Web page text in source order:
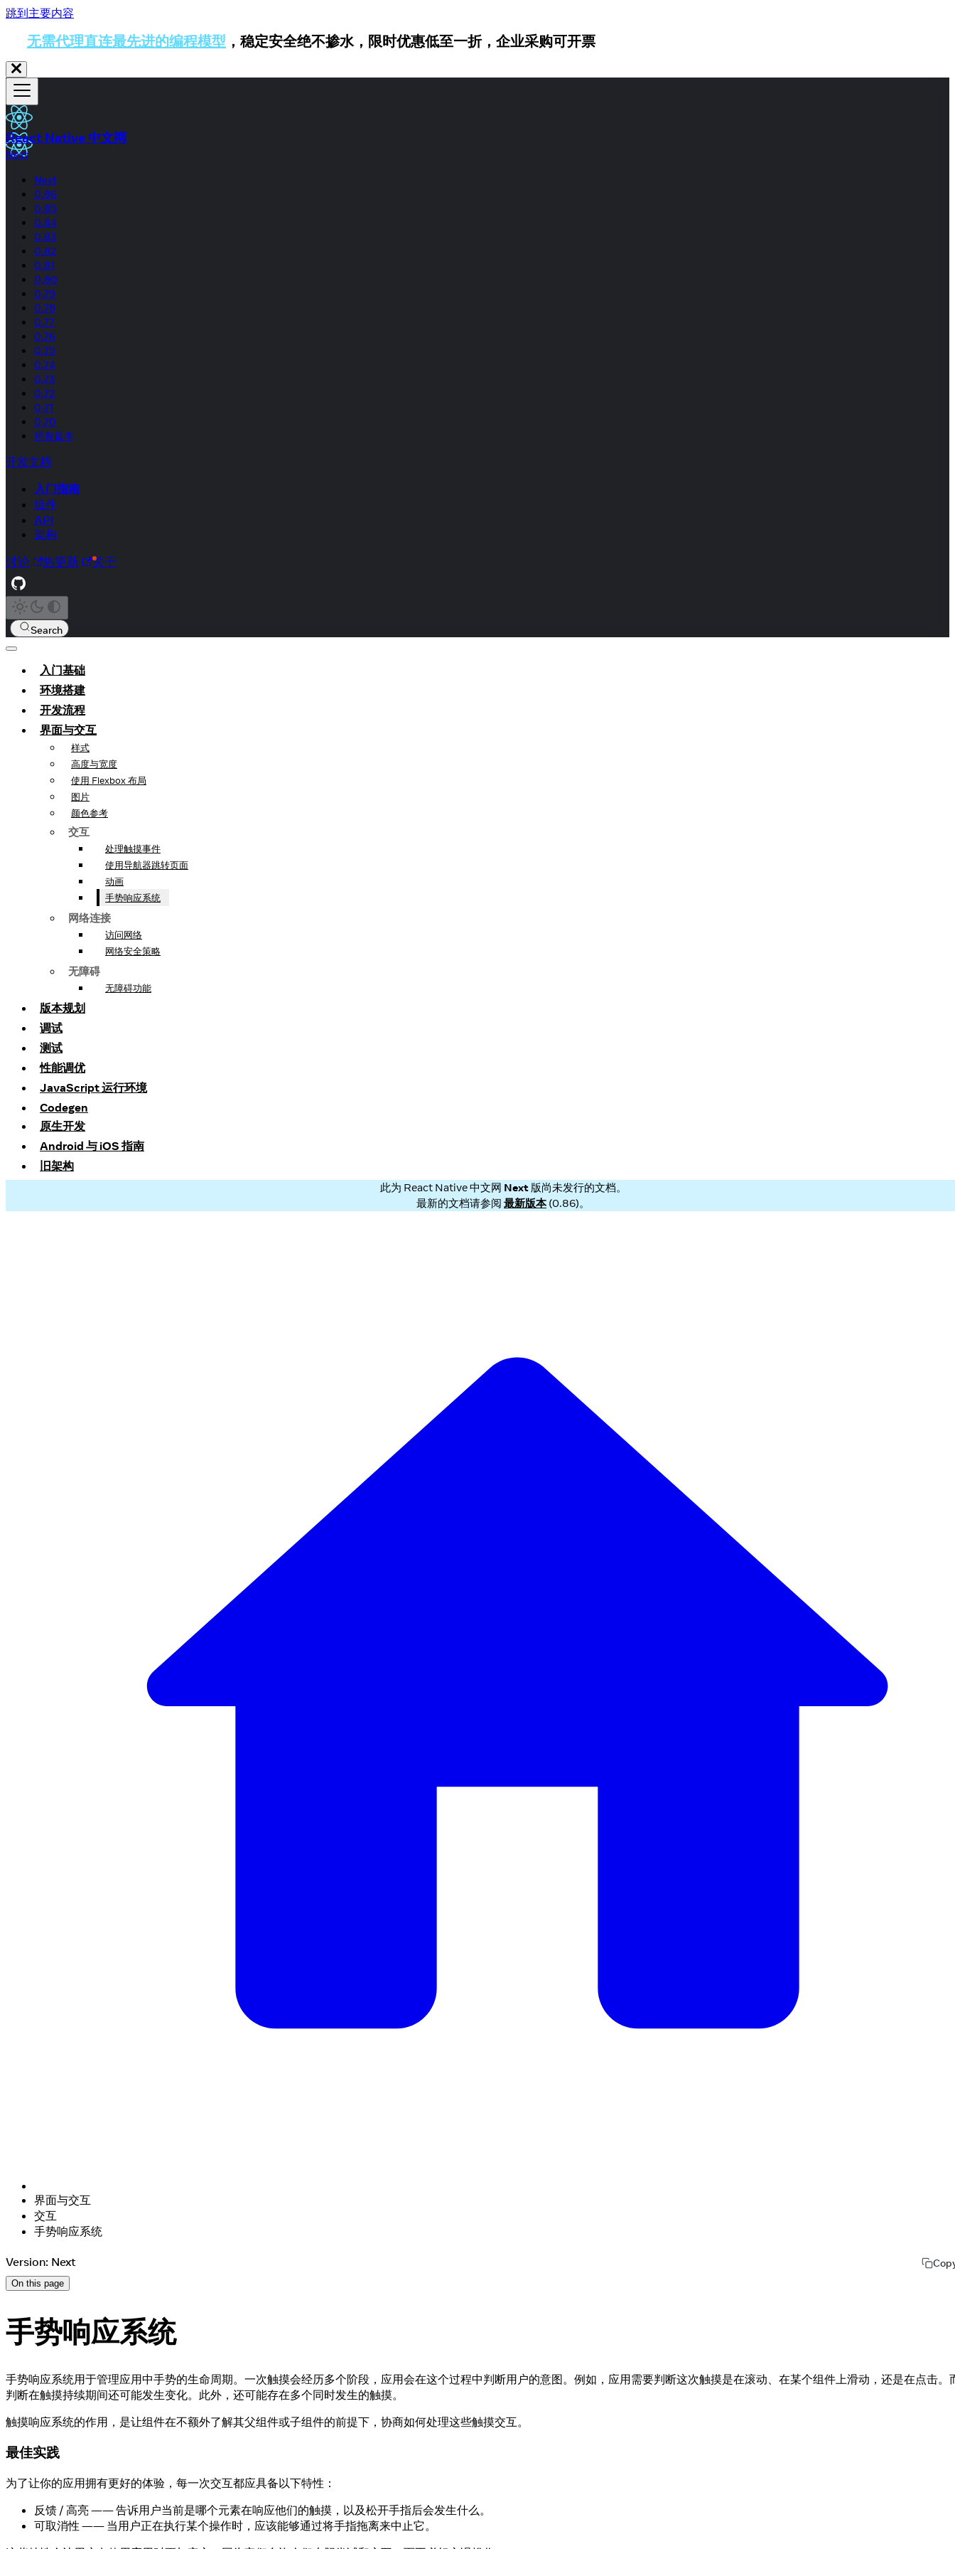
跳到主要内容
无需代理直连最先进的编程模型 ，稳定安全绝不掺水，限时优惠低至一折，企业采购可开票
React Native 中文网
Next
Next
0.86
0.85
0.84
0.83
0.82
0.81
0.80
0.79
0.78
0.77
0.76
0.75
0.74
0.73
0.72
0.71
0.70
所有版本
开发文档
入门指南
组件
API
架构
讨论 热更新 关于
Search
入门基础
环境搭建
开发流程
界面与交互
样式
高度与宽度
使用 Flexbox 布局
图片
颜色参考
交互
处理触摸事件
使用导航器跳转页面
动画
手势响应系统
网络连接
访问网络
网络安全策略
无障碍
无障碍功能
版本规划
调试
测试
性能调优
JavaScript 运行环境
Codegen
原生开发
Android 与 iOS 指南
旧架构
此为 React Native 中文网 Next版尚未发行的文档。
最新的文档请参阅 最新版本(0.86)。
界面与交互
交互
手势响应系统
Version: Next
On this page
手势响应系统
手势响应系统用于管理应用中手势的生命周期。一次触摸会经历多个阶段，应用会在这个过程中判断用户的意图。例如，应用需要判断这次触摸是在滚动、在某个组件上滑动，还是在点击。
判断在触摸持续期间还可能发生变化。此外，还可能存在多个同时发生的触摸。
触摸响应系统的作用，是让组件在不额外了解其父组件或子组件的前提下，协商如何处理这些触摸交互。
最佳实践
为了让你的应用拥有更好的体验，每一次交互都应具备以下特性：
反馈 / 高亮 —— 告诉用户当前是哪个元素在响应他们的触摸，以及松开手指后会发生什么。
可取消性 —— 当用户正在执行某个操作时，应该能够通过将手指拖离来中止它。